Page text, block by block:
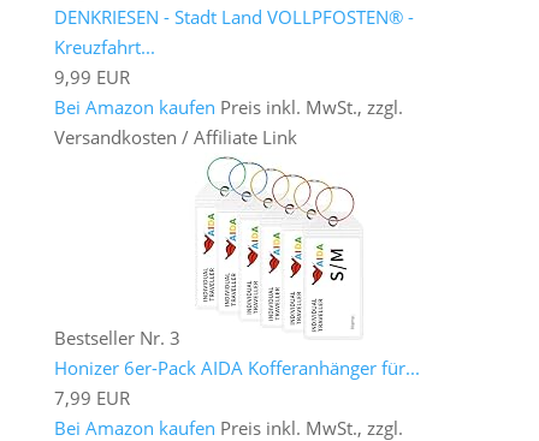
DENKRIESEN - Stadt Land VOLLPFOSTEN® -
Kreuzfahrt...
9,99 EUR
Bei Amazon kaufen Preis inkl. MwSt., zzgl.
Versandkosten / Affiliate Link
Bestseller Nr. 3
Honizer 6er-Pack AIDA Kofferanhänger für...
7,99 EUR
Bei Amazon kaufen Preis inkl. MwSt., zzgl.